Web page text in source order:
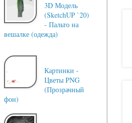
3D Модель
(SketchUP `20)
- Пальто на
вешалке (одежда)
Картинки -
Цветы PNG
(Прозрачный
фон)